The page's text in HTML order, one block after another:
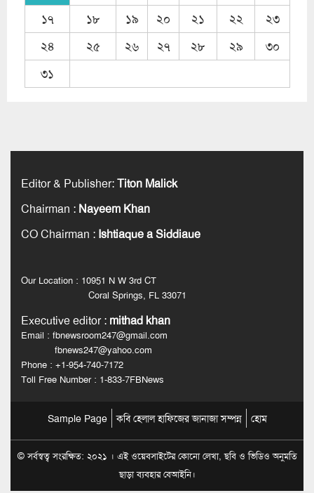
১৭
১৮ ১৯ ২০ ২১ ২২
২৩
২৪
২৫ ২৬ ২৭ ২৮ ২৯
৩০
৩১
Editor & Publisher:Titon Malick
Chairman : Nayeem Khan
CO Chairman : Ishtiaque a Siddiaue
Our Location : 10951 N W 3rd CT
Coral Springs, FL 33071
Executive editor: mithad khan
Email : fbnewsroom247@gmail.com
fbnews247@yahoo.com
Phone : +1-954-740-7172
Toll Free Number : 1-833-7FBNews
Sample Page কবি হেলাল হাফিজের জানাজা সম্পন্ন হোম
© সর্বস্বত্ব সংরক্ষিত: ২০২১ । এই ওয়েবসাইটের কোনো লেখা, ছবি ও ভিডিও অনুমতি
ছাড়া ব্যবহার বেআইনি।